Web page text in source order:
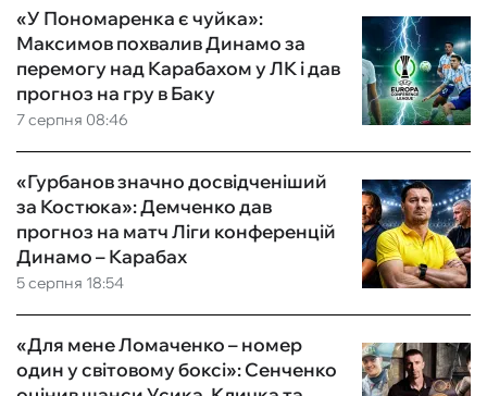
7 серпня 08:46
«У Пономаренка є чуйка»:
Максимов похвалив Динамо за
перемогу над Карабахом у ЛК і дав
прогноз на гру в Баку
5 серпня 18:54
«Гурбанов значно досвідченіший
за Костюка»: Демченко дав
прогноз на матч Ліги конференцій
Динамо – Карабах
«Для мене Ломаченко – номер
один у світовому боксі»: Сенченко